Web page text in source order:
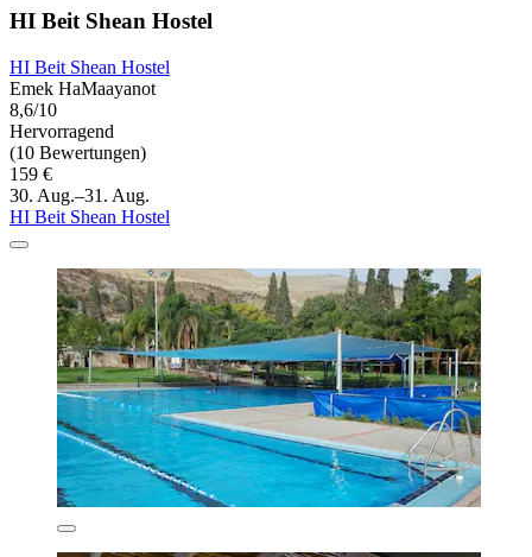
HI Beit Shean Hostel
HI Beit Shean Hostel
Emek HaMaayanot
8,6/10
Hervorragend
(10 Bewertungen)
159 €
30. Aug.–31. Aug.
HI Beit Shean Hostel